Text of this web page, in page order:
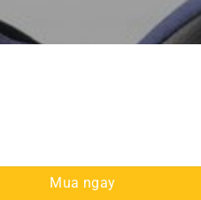
sọc đen Hết hàng số lượng
Mua ngay